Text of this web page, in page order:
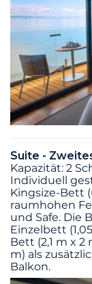
Suite -
Kapazität: 2
Individuell
Kingsize-Bett
raumhohen
und Safe. Die
Einzelbett
Bett (2,1 m x 2
m) als
Balkon.